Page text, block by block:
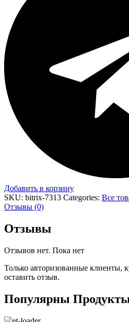
Добавить в корзину
SKU: bitrix-7313 Categories: Все
Отзывы (0)
Отзывы
Отзывов нет. Пока нет
Только авторизованные клиенты,
оставить отзыв.
Популярны